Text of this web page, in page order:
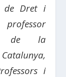
de Dret i
de la
i